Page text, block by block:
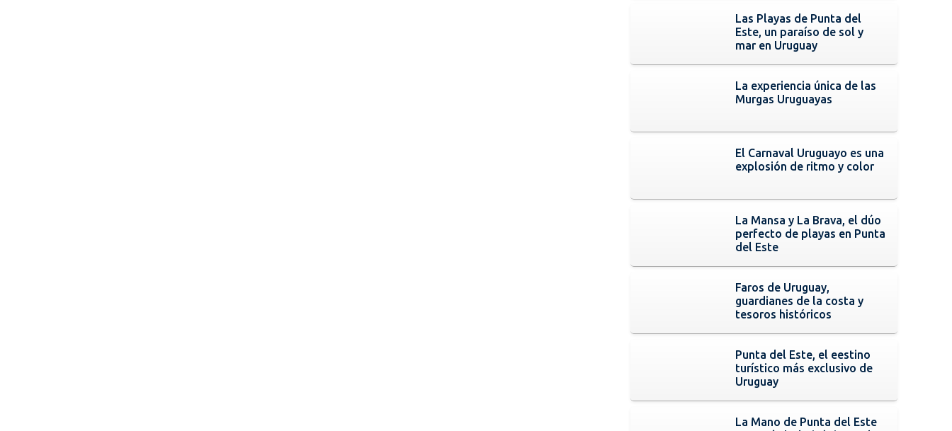
Las Playas de Punta del
Este, un paraíso de sol y
mar en Uruguay
La experiencia única de las
Murgas Uruguayas
El Carnaval Uruguayo es una
explosión de ritmo y color
La Mansa y La Brava, el dúo
perfecto de playas en Punta
del Este
Faros de Uruguay,
guardianes de la costa y
tesoros históricos
Punta del Este, el eestino
turístico más exclusivo de
Uruguay
La Mano de Punta del Este